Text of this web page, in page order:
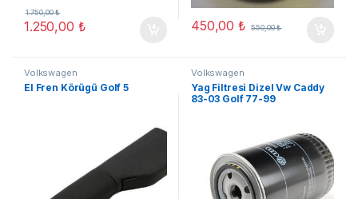
1.250,00 ₺
1.750,00₺
450,00₺ 550,00₺
Volkswagen
El Fren Körügü Golf 5
Volkswagen
Yag Filtresi Dizel Vw Caddy
83-03 Golf 77-99